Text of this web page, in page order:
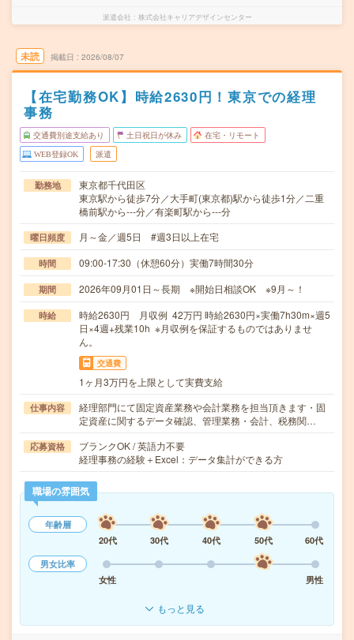
派遣会社 株式会社キャリアデザインセンター
未読 掲載日 2026/08/07
【在宅勤務OK】時給2630円！東京での経理
事務
交通費別途支給あり 土日祝日が休み 在宅・リモート
WEB登録OK 派遣
勤務地
東京都千代田区
東京駅から徒歩7分／大手町(東京都)駅から徒歩1分／二重
橋前駅から---分／有楽町駅から---分
曜日頻度 月～金／週5日 #週3日以上在宅
時間 09:00-17:30（休憩60分）実働7時間30分
期間 2026年09月01日～長期 ※開始日相談OK ※9月～！
時給
時給2630円 月収例 42万円 時給2630円×実働7h30m×週5
日×4週+残業10h ※月収例を保証するものではありませ
ん。
交通費
1ヶ月3万円を上限として実費支給
仕事内容
経理部門にて固定資産業務や会計業務を担当頂きます・固
定資産に関するデータ確認、管理業務・会計、税務関…
応募資格
ブランクOK / 英語力不要
経理事務の経験＋Excel：データ集計ができる方
職場の雰囲気
年齢層
20代
30代 40代 50代
60代
男女比率
女性
男性
もっと見る